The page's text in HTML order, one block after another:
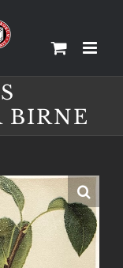
BIRNE